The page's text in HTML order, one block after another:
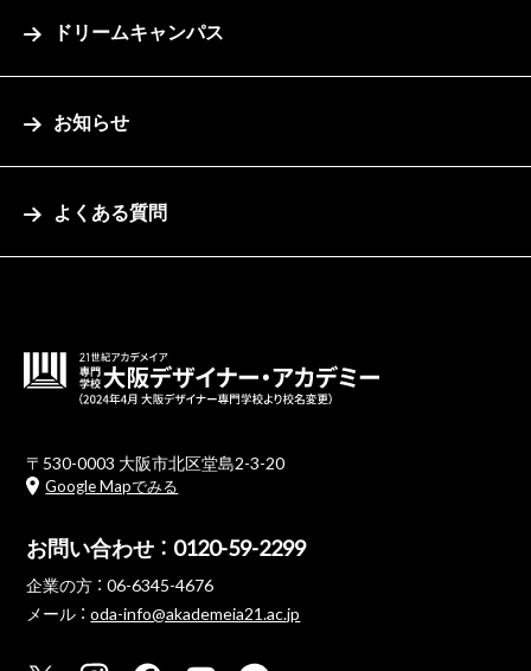
ドリームキャンパス
お知らせ
よくある質問
〒530-0003 大阪市北区堂島2-3-20
Google Mapでみる
お問い合わせ ： 0120-59-2299
企業の方 ： 06-6345-4676
メール ：oda-info@akademeia21.ac.jp